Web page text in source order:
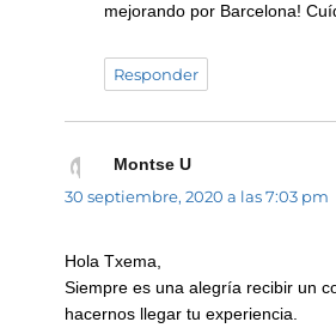
mejorando por Barcelona!
Responder
Montse Udice:
30 septiembre, 2020 a las 7:03 pm
Hola Txema,
Siempre es una alegría recibir un
hacernos llegar tu experiencia.